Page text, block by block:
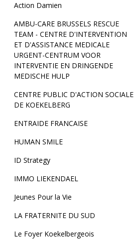
Action Damien
AMBU-CARE BRUSSELS RESCUE
TEAM - CENTRE D'INTERVENTION
ET D'ASSISTANCE MEDICALE
URGENT-CENTRUM VOOR
INTERVENTIE EN DRINGENDE
MEDISCHE HULP
CENTRE PUBLIC D'ACTION SOCIALE
DE KOEKELBERG
ENTRAIDE FRANCAISE
HUMAN SMILE
ID Strategy
IMMO LIEKENDAEL
Jeunes Pour la Vie
LA FRATERNITE DU SUD
Le Foyer Koekelbergeois